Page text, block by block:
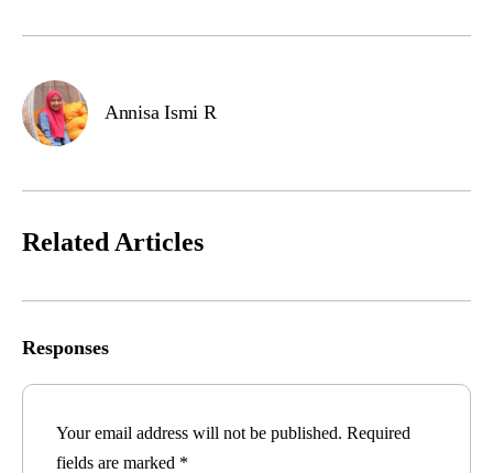
Annisa Ismi R
Related Articles
Responses
Your email address will not be published. Required
fields are marked *